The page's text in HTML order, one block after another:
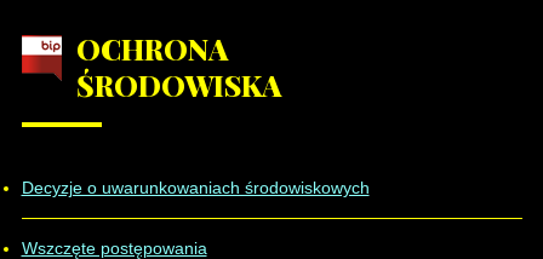
OCHRONA
ŚRODOWISKA
Decyzje o uwarunkowaniach środowiskowych
Wszczęte postępowania